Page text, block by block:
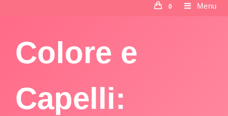
0 Menu
Colore e
Capelli: